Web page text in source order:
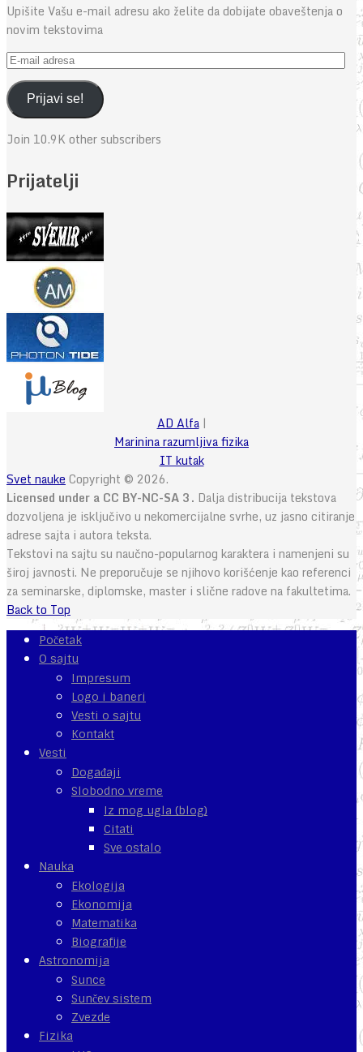
Upišite Vašu e-mail adresu ako želite da dobijate obaveštenja o
novim tekstovima
E-
mail
adresaPrijavi se!
Join 10.9K other subscribers
Prijatelji
AD Alfa|
Marinina razumljiva fizika
IT kutak
Svet nauke Copyright © 2026.
Licensed under a CC BY-NC-SA 3. Dalja distribucija tekstova
dozvoljena je isključivo u nekomercijalne svrhe, uz jasno citiranje
adrese sajta i autora teksta.
Tekstovi na sajtu su naučno-popularnog karaktera i namenjeni su
široj javnosti. Ne preporučuje se njihovo korišćenje kao referenci
za seminarske, diplomske, master i slične radove na fakultetima.
Back to Top
Početak
O sajtu
Impresum
Logo i baneri
Vesti o sajtu
Kontakt
Vesti
Događaji
Slobodno vreme
Iz mog ugla (blog)
Citati
Sve ostalo
Nauka
Ekologija
Ekonomija
Matematika
Biografije
Astronomija
Sunce
Sunčev sistem
Zvezde
Fizika